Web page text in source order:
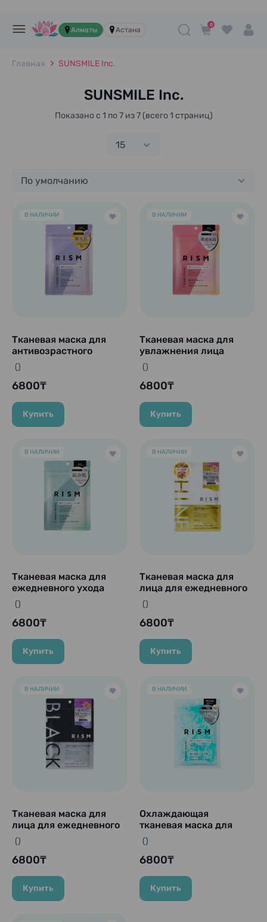
Алматы Астана
0
Главная SUNSMILE Inc.
SUNSMILE Inc.
Показано с 1 по 7 из 7 (всего 1 страниц)
15
По умолчанию
В НАЛИЧИИ
Тканевая маска для
антивозрастного
ухода "Rism-Precious",
7 шт.
()
6800₸
Купить
В НАЛИЧИИ
Тканевая маска для
увлажнения лица
"Rism-Moisture" , 7 шт.
()
6800₸
Купить
В НАЛИЧИИ
Тканевая маска для
ежедневного ухода
"Rism-Balance", 7 шт.
()
6800₸
Купить
В НАЛИЧИИ
Тканевая маска для
лица для ежедневного
ухода "Rism-Base
Shine", 7 шт.
()
6800₸
Купить
В НАЛИЧИИ
Тканевая маска для
лица для ежедневного
ухода "Rism-Base
Black", 7 шт.
()
6800₸
Купить
В НАЛИЧИИ
Охлаждающая
тканевая маска для
лица, RISM Cool Toning,
7 шт.
()
6800₸
Купить